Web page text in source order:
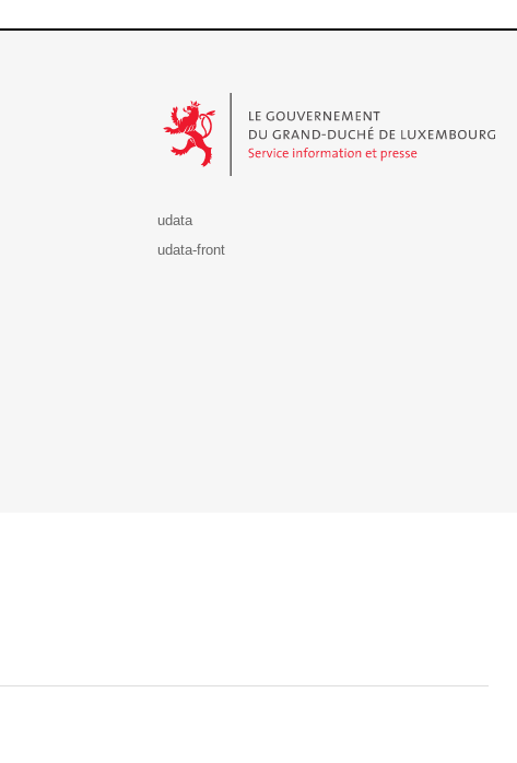
udata
udata-front